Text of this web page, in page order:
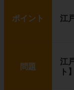
ポイント 江
問題
江
ト】